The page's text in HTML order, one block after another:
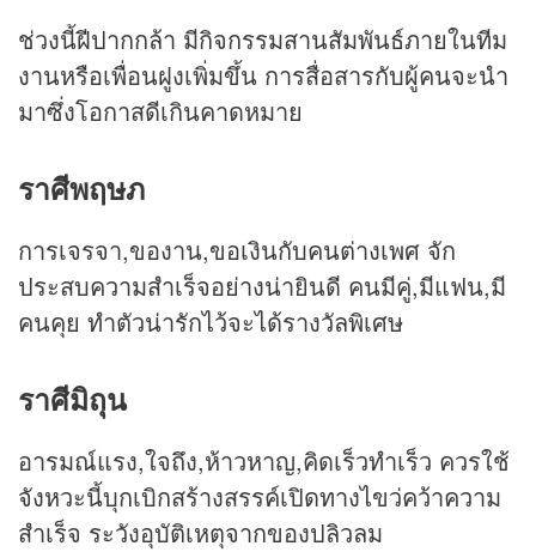
ช่วงนี้ฝีปากกล้า มีกิจกรรมสานสัมพันธ์ภายในทีม
งานหรือเพื่อนฝูงเพิ่มขึ้น การสื่อสารกับผู้คนจะนำ
มาซึ่งโอกาสดีเกินคาดหมาย
ราศีพฤษภ
การเจรจา,ของาน,ขอเงินกับคนต่างเพศ จัก
ประสบความสำเร็จอย่างน่ายินดี คนมีคู่,มีแฟน,มี
คนคุย ทำตัวน่ารักไว้จะได้รางวัลพิเศษ
ราศีมิถุน
อารมณ์แรง,ใจถึง,ห้าวหาญ,คิดเร็วทำเร็ว ควรใช้
จังหวะนี้บุกเบิกสร้างสรรค์เปิดทางไขว่คว้าความ
สำเร็จ ระวังอุบัติเหตุจากของปลิวลม